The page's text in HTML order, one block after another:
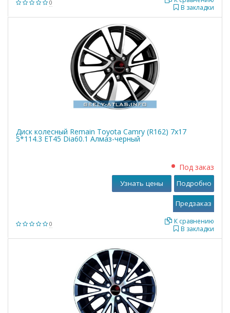
0
В закладки
Диск колесный Remain Toyota Camry (R162) 7x17
5*114.3 ET45 Dia60.1 Алмаз-черный
0
Под заказ
В закладки
К сравнению
Узнать цены Подробно